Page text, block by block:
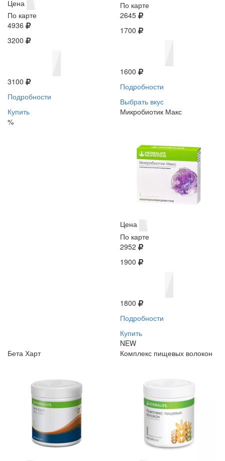
Цена
По карте
4936
3200
3100
Подробности
Купить
%
По карте
2645
1700
1600
Подробности
Выбрать вкус
Микробиотик Макс
Цена
По карте
2952
1900
1800
Подробности
Купить
NEW
Бета Харт
Комплекс пищевых волокон